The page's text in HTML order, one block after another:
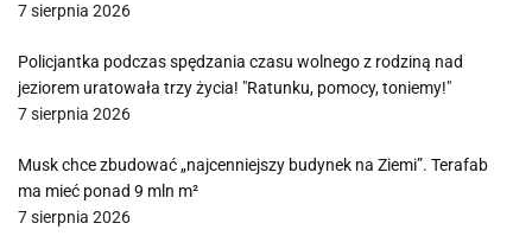
7 sierpnia 2026
Policjantka podczas spędzania czasu wolnego z rodziną nad
jeziorem uratowała trzy życia! "Ratunku, pomocy, toniemy!"
7 sierpnia 2026
Musk chce zbudować „najcenniejszy budynek na Ziemi”. Terafab
ma mieć ponad 9 mln m²
7 sierpnia 2026